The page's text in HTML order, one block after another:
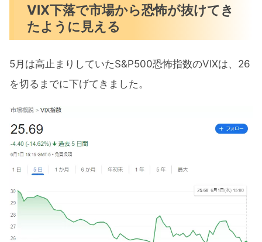
VIX下落で市場から恐怖が抜けてき
たように見える
5月は高止まりしていたS&P500恐怖指数のVIXは、26
を切るまでに下げてきました。